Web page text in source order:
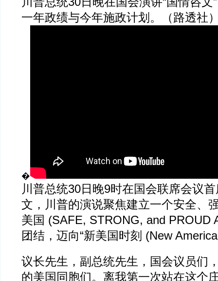
一年政绩与今年施政计划。（路透社
�
川普总统30日晚9时在国会联席会议
文，川普的演说聚焦建立一个安全、
美国 (SAFE, STRONG, and PROUD
团结，迈向“新美国时刻 (New
议长先生，副总统先生，国会议员们
的美国同胞们。离我第一次站在这个